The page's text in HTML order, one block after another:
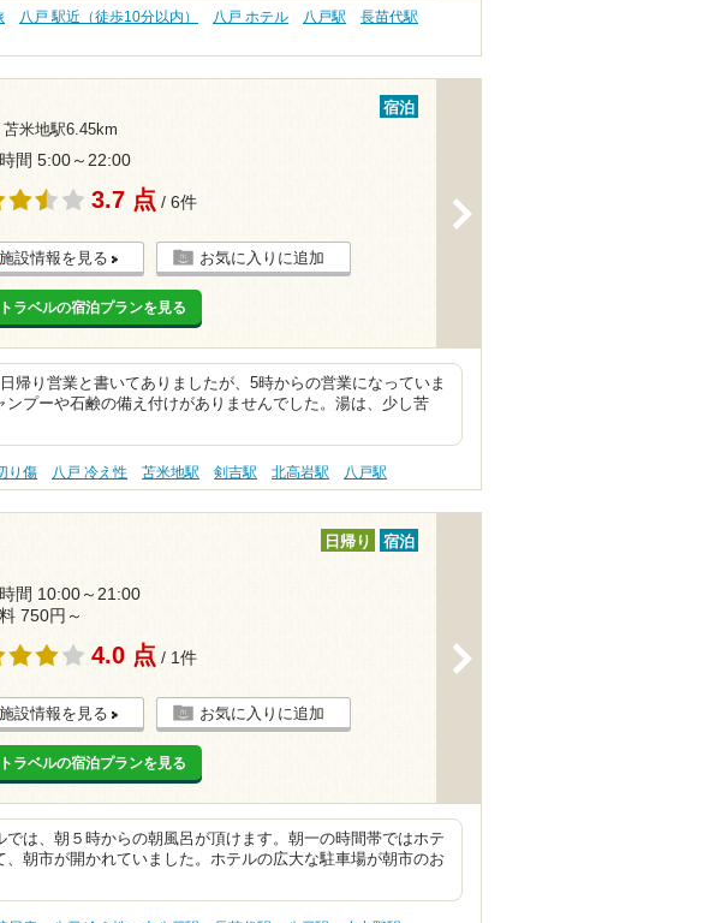
八戸 駅近（徒歩10分以内） 八戸 ホテル 八戸駅
長苗代駅
苫米地駅6.45km
宿泊
間 5:00～22:00
3.7 点 / 6件
施設情報を見る お気に入りに追加
ラベルの宿泊プランを見る
帰り営業と書いてありましたが、5時からの営業になっていま
ンプーや石鹸の備え付けがありませんでした。湯は、少し苦
り傷 八戸 冷え性 苫米地駅 剣吉駅 北高岩駅 八戸駅
日帰り 宿泊
間 10:00～21:00
750円～
4.0 点 / 1件
施設情報を見る お気に入りに追加
ラベルの宿泊プランを見る
では、朝５時からの朝風呂が頂けます。朝一の時間帯ではホテ
、朝市が開かれていました。ホテルの広大な駐車場が朝市のお